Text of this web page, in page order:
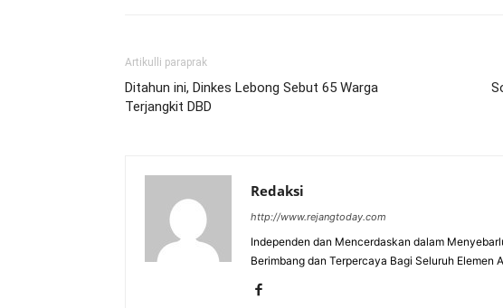
Artikulli paraprak
Ditahun ini, Dinkes Lebong Sebut 65 Warga
Terjangkit DBD
Redaksi
http://www.rejangtoday.com
Independen dan Mencerdaskan dalam
Berimbang dan Terpercaya Bagi Seluruh Elemen